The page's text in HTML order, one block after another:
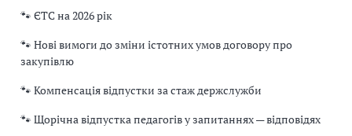
🐾 ЄТС на 2026 рік
🐾 Нові вимоги до зміни істотних умов договору про
закупівлю
🐾 Компенсація відпустки за стаж держслужби
🐾 Щорічна відпустка педагогів у запитаннях — відповідях